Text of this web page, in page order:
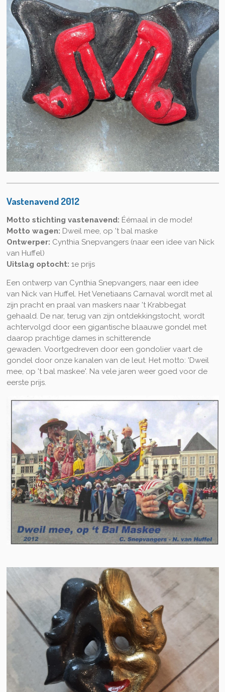
Vastenavend 2012
Motto stichting vastenavend: Éémaal in de mode!
Motto wagen: Dweil mee, op 't bal maske
Ontwerper: Cynthia Snepvangers (naar een idee van Nick
van Huffel)
Uitslag optocht: 1e prijs
Een ontwerp van Cynthia Snepvangers, naar een idee
van Nick van Huffel. Het Venetiaans Carnaval wordt met al
zijn pracht en praal van maskers naar 't Krabbegat
gehaald. De nar, terug van zijn ontdekkingstocht, wordt
achtervolgd door een gigantische blaauwe gondel met
daarop prachtige dames in schitterende
gewaden. Voortgedreven door een gondolier vaart de
gondel door onze kanalen van de leut. Het motto: 'Dweil
mee, op 't bal maskee'. Na vele jaren weer goed voor de
eerste prijs.